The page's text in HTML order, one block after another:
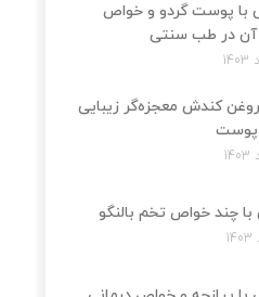
با پوست گردو و خواص
آن در طب سنتی
کندش معجزه‌‌گر زیبایی
پوست
با چند خواص تخم بالنگو